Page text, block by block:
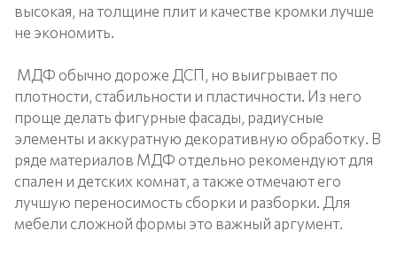
высокая, на толщине плит и качестве кромки лучше
не экономить.
МДФ обычно дороже ДСП, но выигрывает по
плотности, стабильности и пластичности. Из него
проще делать фигурные фасады, радиусные
элементы и аккуратную декоративную обработку. В
ряде материалов МДФ отдельно рекомендуют для
спален и детских комнат, а также отмечают его
лучшую переносимость сборки и разборки. Для
мебели сложной формы это важный аргумент.